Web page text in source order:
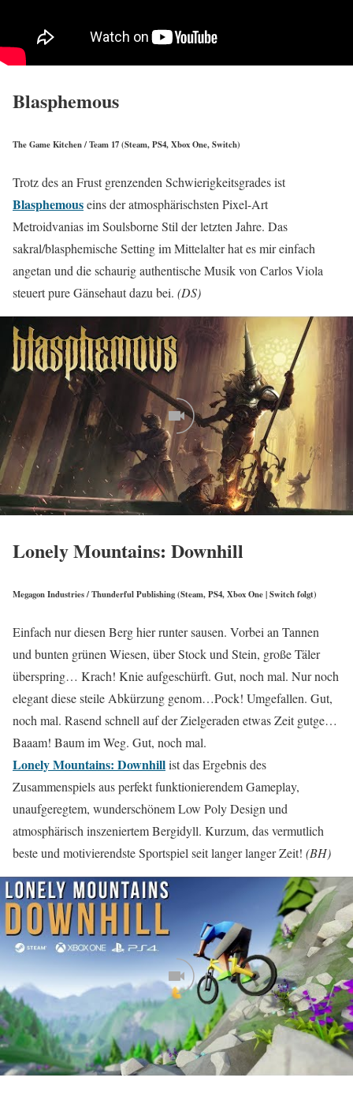
Blasphemous
The Game Kitchen / Team 17 (Steam, PS4, Xbox One, Switch)
Trotz des an Frust grenzenden Schwierigkeitsgrades ist
Blasphemouseins der atmosphärischsten Pixel-Art
Metroidvanias im Soulsborne Stil der letzten Jahre. Das
sakral/blasphemische Setting im Mittelalter hat es mir einfach
angetan und die schaurig authentische Musik von Carlos Viola
steuert pure Gänsehaut dazu bei. (DS)
Lonely Mountains: Downhill
Megagon Industries / Thunderful Publishing (Steam, PS4, Xbox One | Switch folgt)
Einfach nur diesen Berg hier runter sausen. Vorbei an Tannen
und bunten grünen Wiesen, über Stock und Stein, große Täler
überspring… Krach! Knie aufgeschürft. Gut, noch mal. Nur noch
elegant diese steile Abkürzung genom…Pock! Umgefallen. Gut,
noch mal. Rasend schnell auf der Zielgeraden etwas Zeit gutge…
Baaam! Baum im Weg. Gut, noch mal.
Lonely Mountains: Downhillist das Ergebnis des
Zusammenspiels aus perfekt funktionierendem Gameplay,
unaufgeregtem, wunderschönem Low Poly Design und
atmosphärisch inszeniertem Bergidyll. Kurzum, das vermutlich
beste und motivierendste Sportspiel seit langer langer Zeit! (BH)